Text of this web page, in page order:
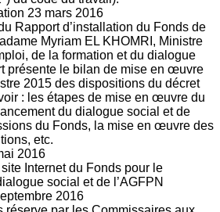
23 mars 2016
Rapport d’installation du Fonds de
Myriam EL KHOMRI, Ministre
de la formation et du dialogue
présente le bilan de mise en œuvre
2015 des dispositions du décret
: les étapes de mise en œuvre du
du dialogue social et de
du Fonds, la mise en œuvre des
etc.
2016
Internet du Fonds pour le
social et de l’AGFPN
2016